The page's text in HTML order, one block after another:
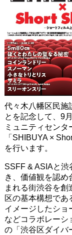
代々木八幡区民施
とを記念して、9
ミュニティセン
「SHIBUYA ×
を行います。
SSFF & ASIAと渋
き、価値観を認め
まれる街渋谷を
区の基本構想であ
イメージしたショ
などコラボレーシ
の「渋谷区ダイバ